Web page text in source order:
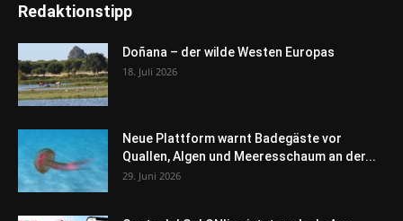
Redaktionstipp
Doñana – der wilde Westen Europas
18. Juli 2026
Neue Plattform warnt Badegäste vor
Quallen, Algen und Meeresschaum an der...
29. Juni 2026